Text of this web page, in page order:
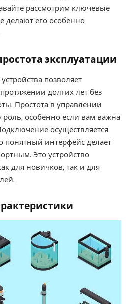
рассмотрим ключевые
делают его особенно
эксплуатации
позволяет
долгих лет без
Простота в управлении
роль, особенно если вам важна
осуществляется
понятный интерфейс делает
Это устройство
для новичков, так и для